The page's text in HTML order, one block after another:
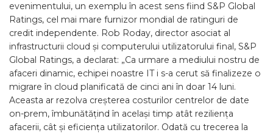
evenimentului, un exemplu în acest sens fiind S&P Global
Ratings, cel mai mare furnizor mondial de ratinguri de
credit independente. Rob Roday, director asociat al
infrastructurii cloud și computerului utilizatorului final, S&P
Global Ratings, a declarat: „Ca urmare a mediului nostru de
afaceri dinamic, echipei noastre IT i s-a cerut să finalizeze o
migrare în cloud planificată de cinci ani în doar 14 luni.
Aceasta ar rezolva creșterea costurilor centrelor de date
on-prem, îmbunătățind în același timp atât reziliența
afacerii, cât și eficiența utilizatorilor. Odată cu trecerea la